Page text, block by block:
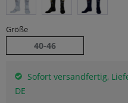
Größe
40-46
Sofort versandfertig,
DE